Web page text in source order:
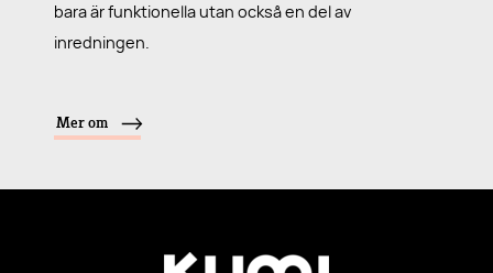
bara är funktionella utan också en del av
inredningen.
Mer om